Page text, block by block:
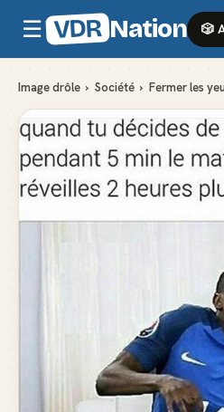
☰ VDR Nation 🎲
Image drôle › Société › Fermer les